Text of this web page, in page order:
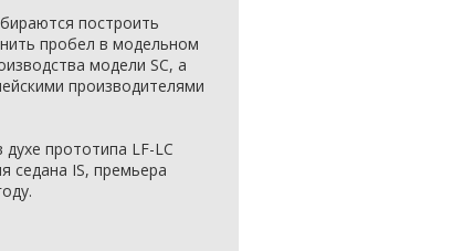
построить
пробел в модельном
модели SC, а
производителями
прототипа LF-LC
седана IS, премьера